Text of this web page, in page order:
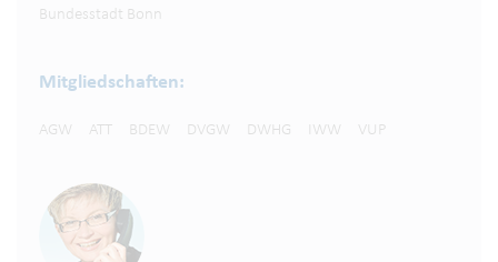
Bundesstadt Bonn
Mitgliedschaften:
AGW ATT BDEW DVGW DWHG IWW VUP